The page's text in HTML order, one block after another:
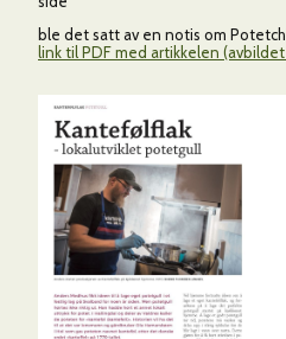
ble det satt av en notis om
link til PDF med artikkelen